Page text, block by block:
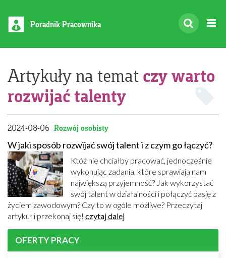
Poradnik Pracownika
Artykuły na temat czy warto
rozwijać talenty
2024-08-06 Rozwój osobisty
W jaki sposób rozwijać swój talent i z czym go łączyć?
Któż nie chciałby pracować, jednocześnie
wykonując zadania, które sprawiają nam
największą przyjemność? Jak wykorzystać
swój talent w działalności i połączyć pasję z
życiem zawodowym? Czy to w ogóle możliwe? Przeczytaj
artykuł i przekonaj się! czytaj dalej
OFERTY PRACY